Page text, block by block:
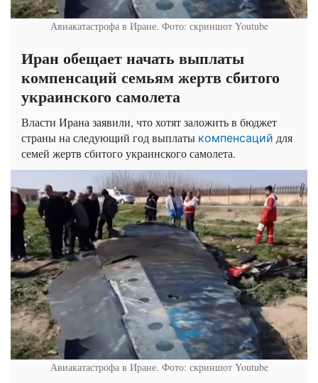
Авиакатастрофа в Иране. Фото: скриншот Youtube
Иран обещает начать выплаты
компенсаций семьям жертв сбитого
украинского самолета
Власти Ирана заявили, что хотят заложить в бюджет
страны на следующий год выплаты компенсаций для
семей жертв сбитого украинского самолета.
Авиакатастрофа в Иране. Фото: скриншот Youtube